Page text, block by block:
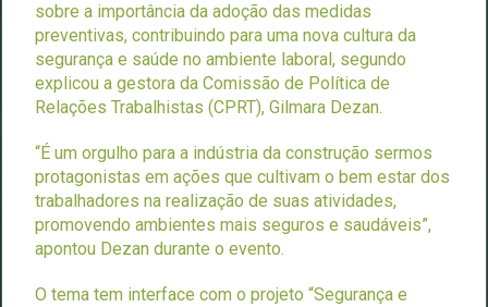
sobre a importância da adoção das medidas
preventivas, contribuindo para uma nova cultura da
segurança e saúde no ambiente laboral, segundo
explicou a gestora da Comissão de Política de
Relações Trabalhistas (CPRT), Gilmara Dezan.
“É um orgulho para a indústria da construção sermos
protagonistas em ações que cultivam o bem estar dos
trabalhadores na realização de suas atividades,
promovendo ambientes mais seguros e saudáveis”,
apontou Dezan durante o evento.
O tema tem interface com o projeto “Segurança e